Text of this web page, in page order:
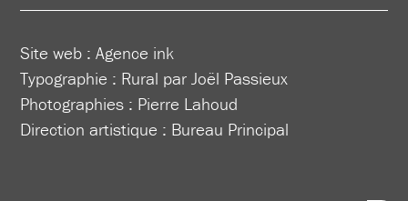
Site web :Agence ink
Typographie : Rural par Joël Passieux
Photographies : Pierre Lahoud
Direction artistique : Bureau Principal